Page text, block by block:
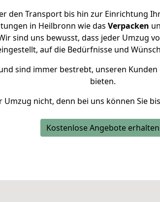
den Transport bis hin zur Einrichtung
in Heilbronn wie das Verpacken
sind uns bewusst, dass jeder Umzug
auf die Bedürfnisse und
sind immer bestrebt, unseren Kunden
bieten.
nicht, denn bei uns können Sie
Kostenlose Angebote erhalten